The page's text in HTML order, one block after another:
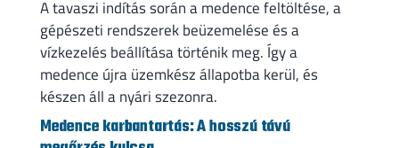
A tavaszi indítás során a medence feltöltése, a
gépészeti rendszerek beüzemelése és a
vízkezelés beállítása történik meg. Így a
medence újra üzemkész állapotba kerül, és
készen áll a nyári szezonra.
Medence karbantartás: A hosszú távú